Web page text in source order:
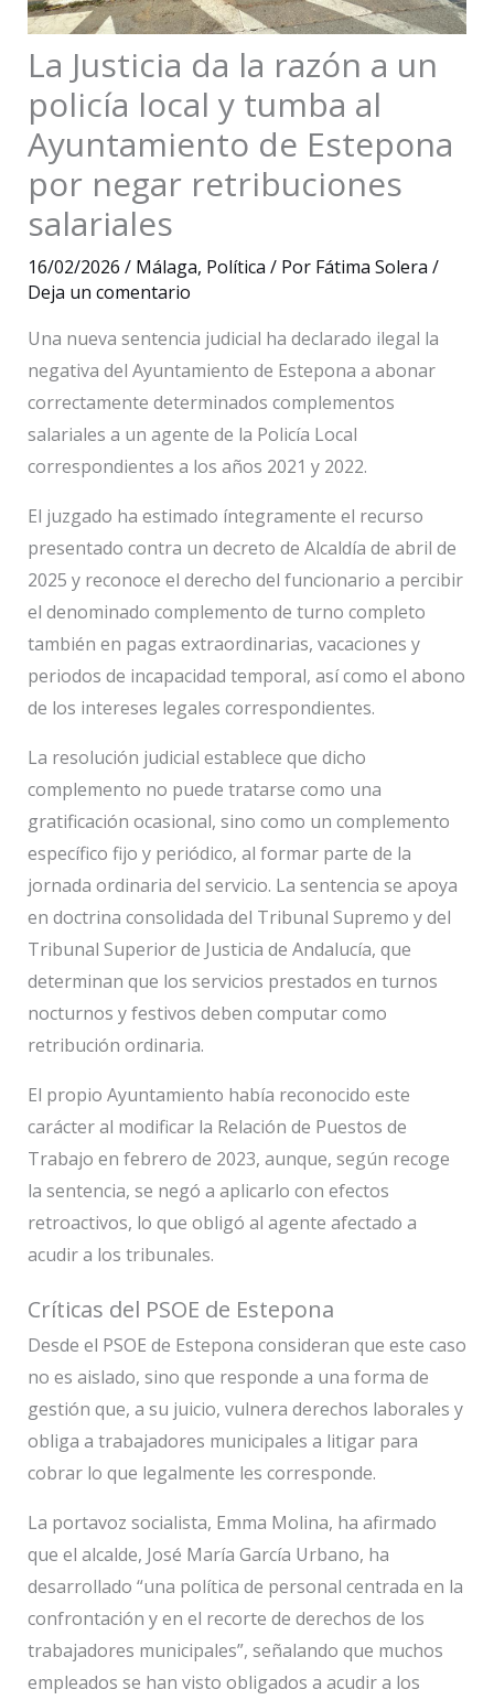
La Justicia da la razón a un
policía local y tumba al
Ayuntamiento de Estepona
por negar retribuciones
salariales
16/02/2026 / Málaga, Política / Por Fátima Solera /
Deja un comentario
Una nueva sentencia judicial ha declarado ilegal la
negativa del Ayuntamiento de Estepona a abonar
correctamente determinados complementos
salariales a un agente de la Policía Local
correspondientes a los años 2021 y 2022.
El juzgado ha estimado íntegramente el recurso
presentado contra un decreto de Alcaldía de abril de
2025 y reconoce el derecho del funcionario a percibir
el denominado complemento de turno completo
también en pagas extraordinarias, vacaciones y
periodos de incapacidad temporal, así como el abono
de los intereses legales correspondientes.
La resolución judicial establece que dicho
complemento no puede tratarse como una
gratificación ocasional, sino como un complemento
específico fijo y periódico, al formar parte de la
jornada ordinaria del servicio. La sentencia se apoya
en doctrina consolidada del Tribunal Supremo y del
Tribunal Superior de Justicia de Andalucía, que
determinan que los servicios prestados en turnos
nocturnos y festivos deben computar como
retribución ordinaria.
El propio Ayuntamiento había reconocido este
carácter al modificar la Relación de Puestos de
Trabajo en febrero de 2023, aunque, según recoge
la sentencia, se negó a aplicarlo con efectos
retroactivos, lo que obligó al agente afectado a
acudir a los tribunales.
Críticas del PSOE de Estepona
Desde el PSOE de Estepona consideran que este caso
no es aislado, sino que responde a una forma de
gestión que, a su juicio, vulnera derechos laborales y
obliga a trabajadores municipales a litigar para
cobrar lo que legalmente les corresponde.
La portavoz socialista, Emma Molina, ha afirmado
que el alcalde, José María García Urbano, ha
desarrollado “una política de personal centrada en la
confrontación y en el recorte de derechos de los
trabajadores municipales”, señalando que muchos
empleados se han visto obligados a acudir a los